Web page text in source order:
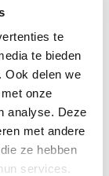
te
te bieden
Ook delen we
onze
analyse. Deze
met andere
ze hebben
services.
van
in Riel.
en wensen